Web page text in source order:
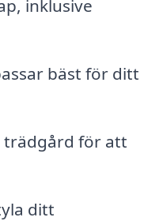
inklusive
bäst för ditt
trädgård för att
ditt